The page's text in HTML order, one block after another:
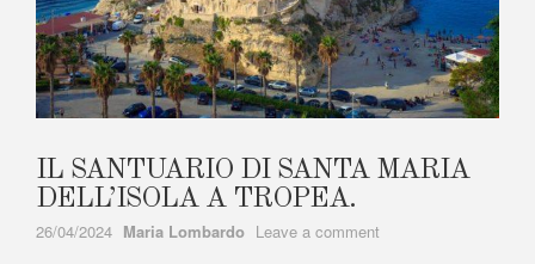
IL SANTUARIO DI SANTA MARIA
DELL’ISOLA A TROPEA.
26/04/2024 Author
Maria Lombardo Leave a comment